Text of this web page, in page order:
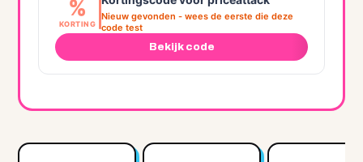
%
KORTING
Nieuw gevonden - wees de eerste die deze
code test
Bekijk code